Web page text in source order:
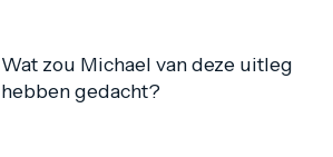
Wat zou Michael van deze uitleg
hebben gedacht?